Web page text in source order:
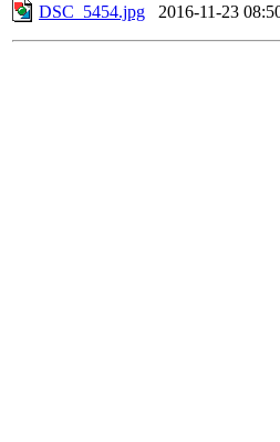
DSC_5454.jpg
2016-11-23